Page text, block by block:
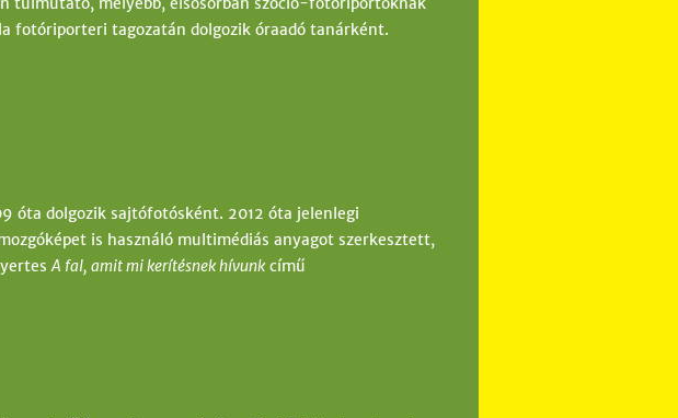
fotóriporteri tagozatán dolgozik óraadó tanárként.
óta dolgozik sajtófotósként. 2012 óta jelenlegi
is használó multimédiás anyagot szerkesztett,
A fal, amit mi kerítésnek hívunk című